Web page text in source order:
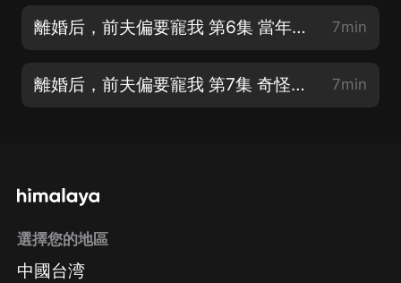
離婚后，前夫偏要寵我 第6集 當年結的仇 7min
離婚后，前夫偏要寵我 第7集 奇怪的感覺 7min
選擇您的地區
中國台湾